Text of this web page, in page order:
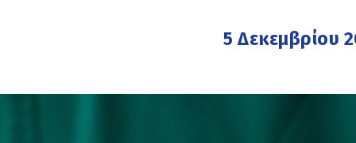
5 Δεκεμβρίου